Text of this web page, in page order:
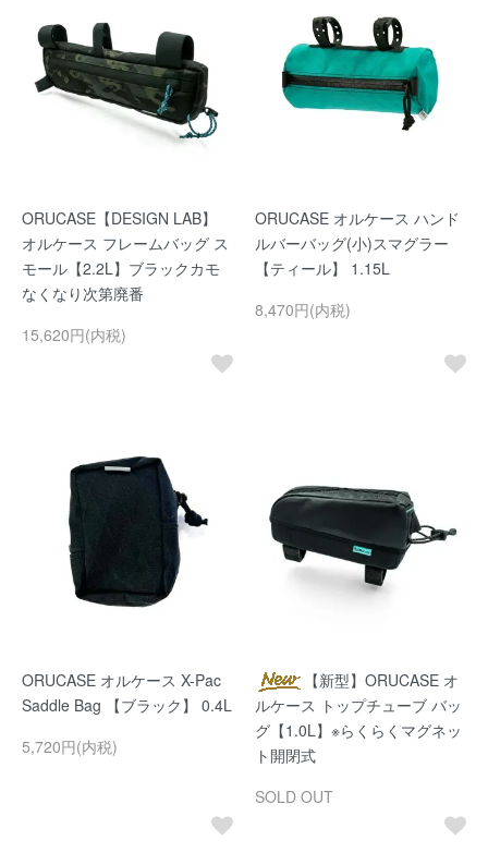
ORUCASE【DESIGN LAB】
オルケース フレームバッグ ス
モール【2.2L】ブラックカモ
なくなり次第廃番
15,620円(内税)
ORUCASE オルケース ハンド
ルバーバッグ(小)スマグラー
【ティール】 1.15L
8,470円(内税)
ORUCASE オルケース X-Pac
Saddle Bag 【ブラック】 0.4L
5,720円(内税)
【新型】ORUCASE オ
ルケース トップチューブ バッ
グ【1.0L】※らくらくマグネッ
ト開閉式
SOLD OUT